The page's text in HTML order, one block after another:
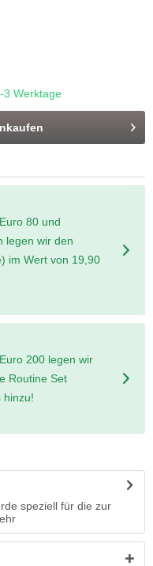
3 Werktage
80 und
legen wir den
im Wert von 19,90
200 legen wir
Routine Set
hinzu!
speziell für die zur